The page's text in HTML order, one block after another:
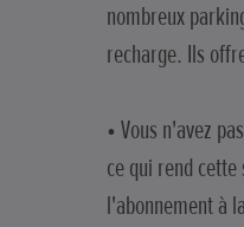
nombreux
recharge. Ils
• Vous n'avez
ce qui rend
l'abonnement à